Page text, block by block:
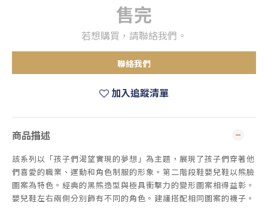
售完
若想購買，請聯絡我們。
聯絡我們
加入追蹤清單
商品描述
該系列以「孩子們渴望實現的夢想」為主題，展現了孩子們穿著他
們喜愛的職業、運動和角色制服的形象。第二階段鞋嬰兒鞋以熊臉
圖案為特色。經典的黑熊造型與極具衝擊力的變形圖案相得益彰。
嬰兒鞋左右兩側分別飾有不同的角色。建議搭配相同圖案的襪子。